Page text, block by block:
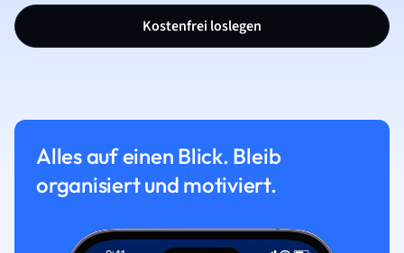
Kostenfrei loslegen
Alles auf einen Blick. Bleib
organisiert und motiviert.